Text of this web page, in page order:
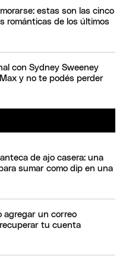
estas son las cinco
románticas de los últimos
con Sydney Sweeney
y no te podés perder
de ajo casera: una
sumar como dip en una
agregar un correo
tu cuenta